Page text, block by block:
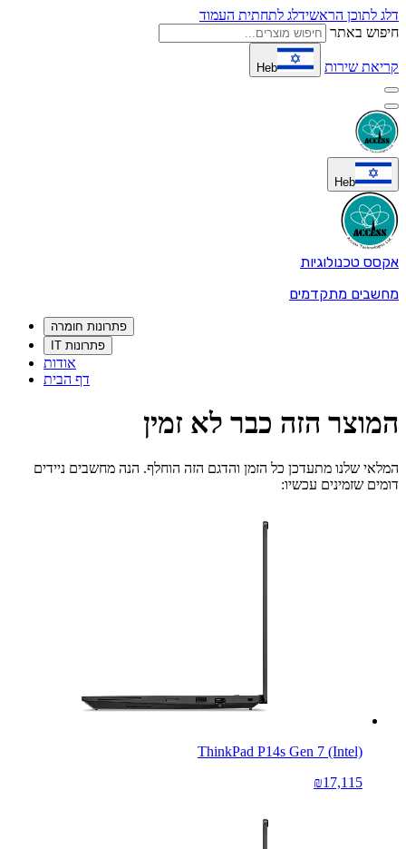
דלג לתוכן הראשידלג לתחתית העמוד
חיפוש באתר
קריאת שירות Heb
Heb
אקסס טכנולוגיות
מחשבים מתקדמים
פתרונות חומרה
פתרונות IT
אודות
דף הבית
המוצר הזה כבר לא זמין
המלאי שלנו מתעדכן כל הזמן והדגם הזה הוחלף. הנה מחשבים ניידים
דומים שזמינים עכשיו:
ThinkPad P14s Gen 7 (Intel)
₪17,115